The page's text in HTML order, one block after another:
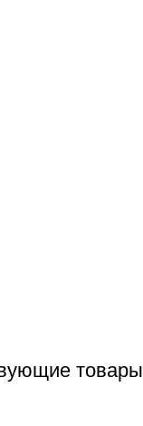
товары